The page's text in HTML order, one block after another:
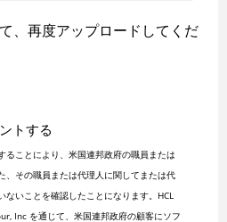
、再度アップロードしてくだ
トする
ることにより、米国連邦政府の職員または
、その職員または代理人に関してまたは代
ないことを確認したことになります。HCL
Inc を通じて、米国連邦政府の顧客にソフ